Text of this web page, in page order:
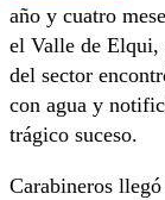
año y cuatro
el Valle de Elqui,
del sector
con agua y
trágico suceso.
Carabineros